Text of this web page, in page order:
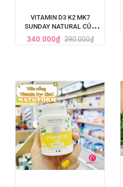
VITAMIN D3 K2 MK7
SUNDAY NATURAL CỦA
ĐỨC TĂNG CHIỀU CAO CHO
BÉ 20ML
340.000₫ 390.000₫